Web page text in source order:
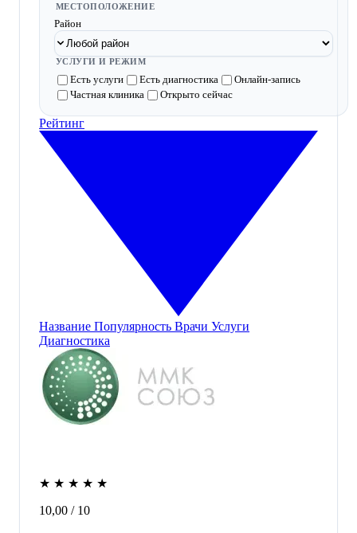
МЕСТОПОЛОЖЕНИЕ
Район
УСЛУГИ И РЕЖИМ
Есть услуги Есть диагностика
Онлайн-запись
Частная клиника
Открыто сейчас
Рейтинг
Название Популярность Врачи Услуги
Диагностика
★ ★ ★ ★ ★
10,00 / 10